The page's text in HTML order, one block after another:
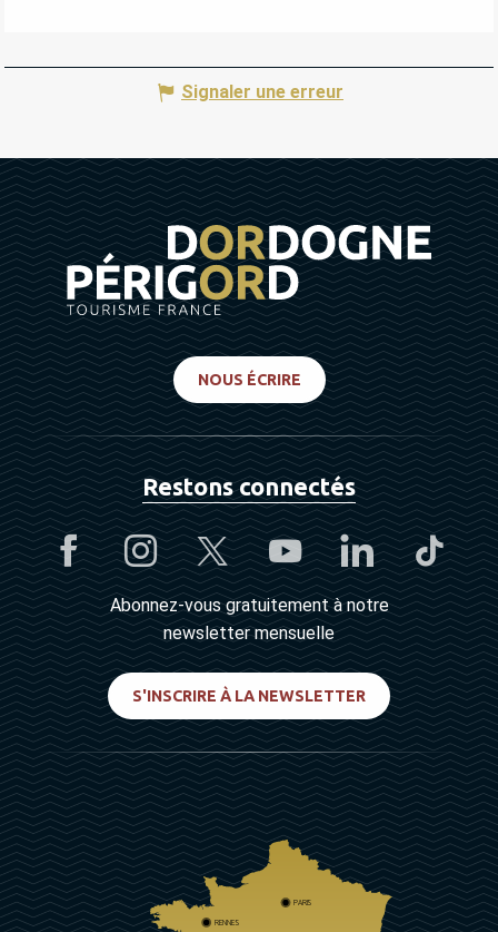
Signaler une erreur
NOUS ÉCRIRE
Restons connectés
Abonnez-vous gratuitement à notre
newsletter mensuelle
S'INSCRIRE À LA NEWSLETTER
PARIS
RENNES